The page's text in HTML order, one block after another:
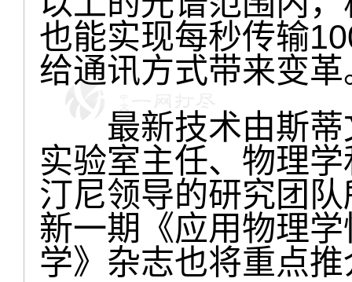
也能实现每秒传输
给通讯方式带来变革
最新技术由斯蒂
实验室主任、物理
汀尼领导的研究团
新一期《应用物理
学》杂志也将重点